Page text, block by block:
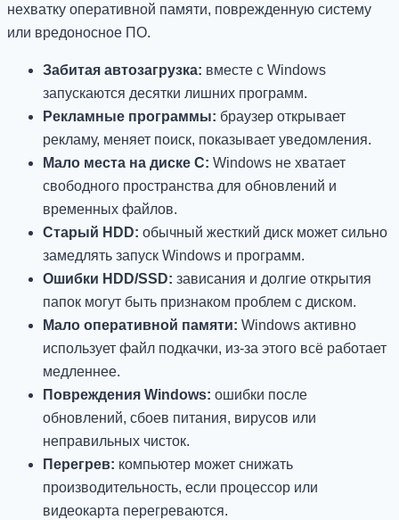
нехватку оперативной памяти, поврежденную систему
или вредоносное ПО.
Забитая автозагрузка: вместе с Windows
запускаются десятки лишних программ.
Рекламные программы: браузер открывает
рекламу, меняет поиск, показывает уведомления.
Мало места на диске C: Windows не хватает
свободного пространства для обновлений и
временных файлов.
Старый HDD: обычный жесткий диск может сильно
замедлять запуск Windows и программ.
Ошибки HDD/SSD: зависания и долгие открытия
папок могут быть признаком проблем с диском.
Мало оперативной памяти: Windows активно
использует файл подкачки, из-за этого всё работает
медленнее.
Повреждения Windows: ошибки после
обновлений, сбоев питания, вирусов или
неправильных чисток.
Перегрев: компьютер может снижать
производительность, если процессор или
видеокарта перегреваются.